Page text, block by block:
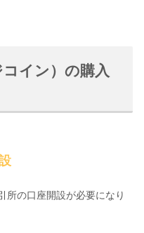
イン）の購入
所の口座開設が必要になり